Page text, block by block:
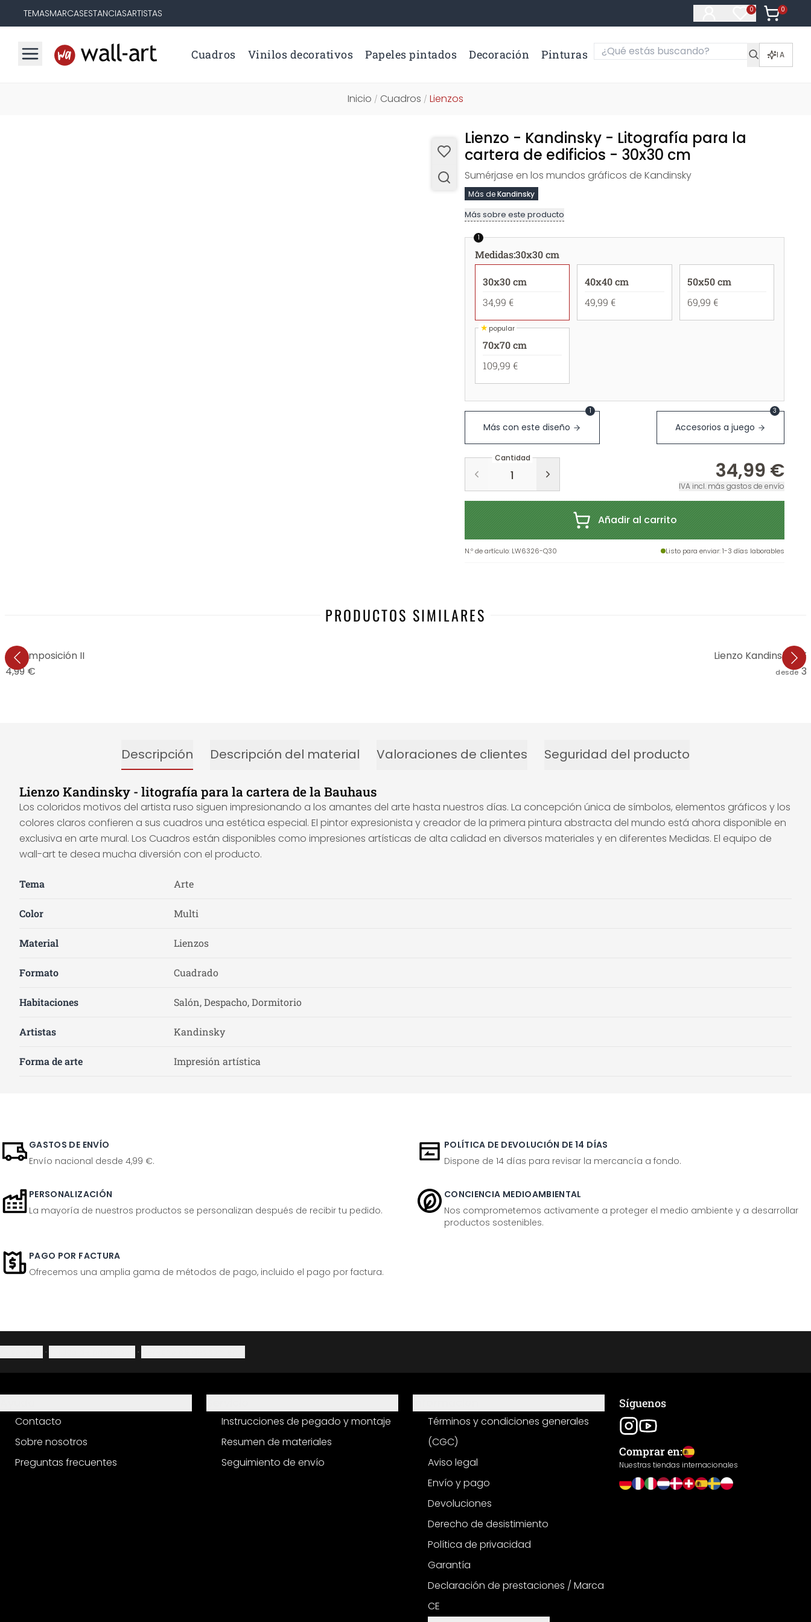
TEMASMARCASESTANCIASARTISTAS 0
Artículos en
0
Artículos
Cuadros Vinilos decorativos Papeles pintados Decoración Pinturas IA
Inicio / Cuadros / Lienzos
Lienzo - Kandinsky - Litografía para la
cartera de edificios - 30x30 cm
Sumérjase en los mundos gráficos de Kandinsky
Más deKandinsky
Más sobre este producto
1
Medidas:30x30 cm
30x30 cm
34,99 €
40x40 cm
49,99 €
50x50 cm
69,99 €
★popular
70x70 cm
109,99 €
Más con este diseño
1
Accesorios a juego
3
Cantidad
34,99 €
IVA incl. más gastos de envío
Añadir al carrito
N.º de artículo: LW6326-Q30 Listo para enviar: 1-3 días laborables
PRODUCTOS SIMILARES
- Composición II
34,99 €
Lienzo Kandinsky -
desde
Descripción Descripción del material Valoraciones de clientes Seguridad del producto
Lienzo Kandinsky - litografía para la cartera de la Bauhaus
Los coloridos motivos del artista ruso siguen impresionando a los amantes del arte hasta nuestros días. La concepción única de símbolos, elementos gráficos y los
colores claros confieren a sus cuadros una estética especial. El pintor expresionista y creador de la primera pintura abstracta del mundo está ahora disponible en
exclusiva en arte mural. Los Cuadros están disponibles como impresiones artísticas de alta calidad en diversos materiales y en diferentes Medidas. El equipo de
wall-art te desea mucha diversión con el producto.
Tema Arte
Color Multi
Material Lienzos
Formato Cuadrado
Habitaciones Salón, Despacho, Dormitorio
Artistas Kandinsky
Forma de arte Impresión artística
GASTOS DE ENVÍO
Envío nacional desde 4,99 €.
POLÍTICA DE DEVOLUCIÓN DE 14 DÍAS
Dispone de 14 días para revisar la mercancía a fondo.
PERSONALIZACIÓN
La mayoría de nuestros productos se personalizan después de recibir tu pedido.
CONCIENCIA MEDIOAMBIENTAL
Nos comprometemos activamente a proteger el medio ambiente y a desarrollar
productos sostenibles.
PAGO POR FACTURA
Ofrecemos una amplia gama de métodos de pago, incluido el pago por factura.
· ·
Contacto
Sobre nosotros
Preguntas frecuentes
Instrucciones de pegado y montaje
Resumen de materiales
Seguimiento de envío
Términos y condiciones generales
(CGC)
Aviso legal
Envío y pago
Devoluciones
Derecho de desistimiento
Política de privacidad
Garantía
Declaración de prestaciones / Marca
CE
Síguenos
Comprar en:
Nuestras tiendas internacionales